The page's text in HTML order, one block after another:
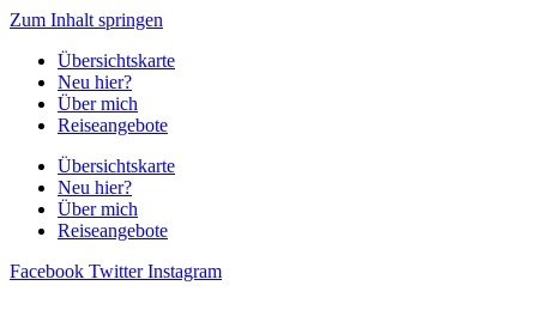
Zum Inhalt springen
Übersichtskarte
Neu hier?
Über mich
Reiseangebote
Übersichtskarte
Neu hier?
Über mich
Reiseangebote
Facebook Twitter Instagram